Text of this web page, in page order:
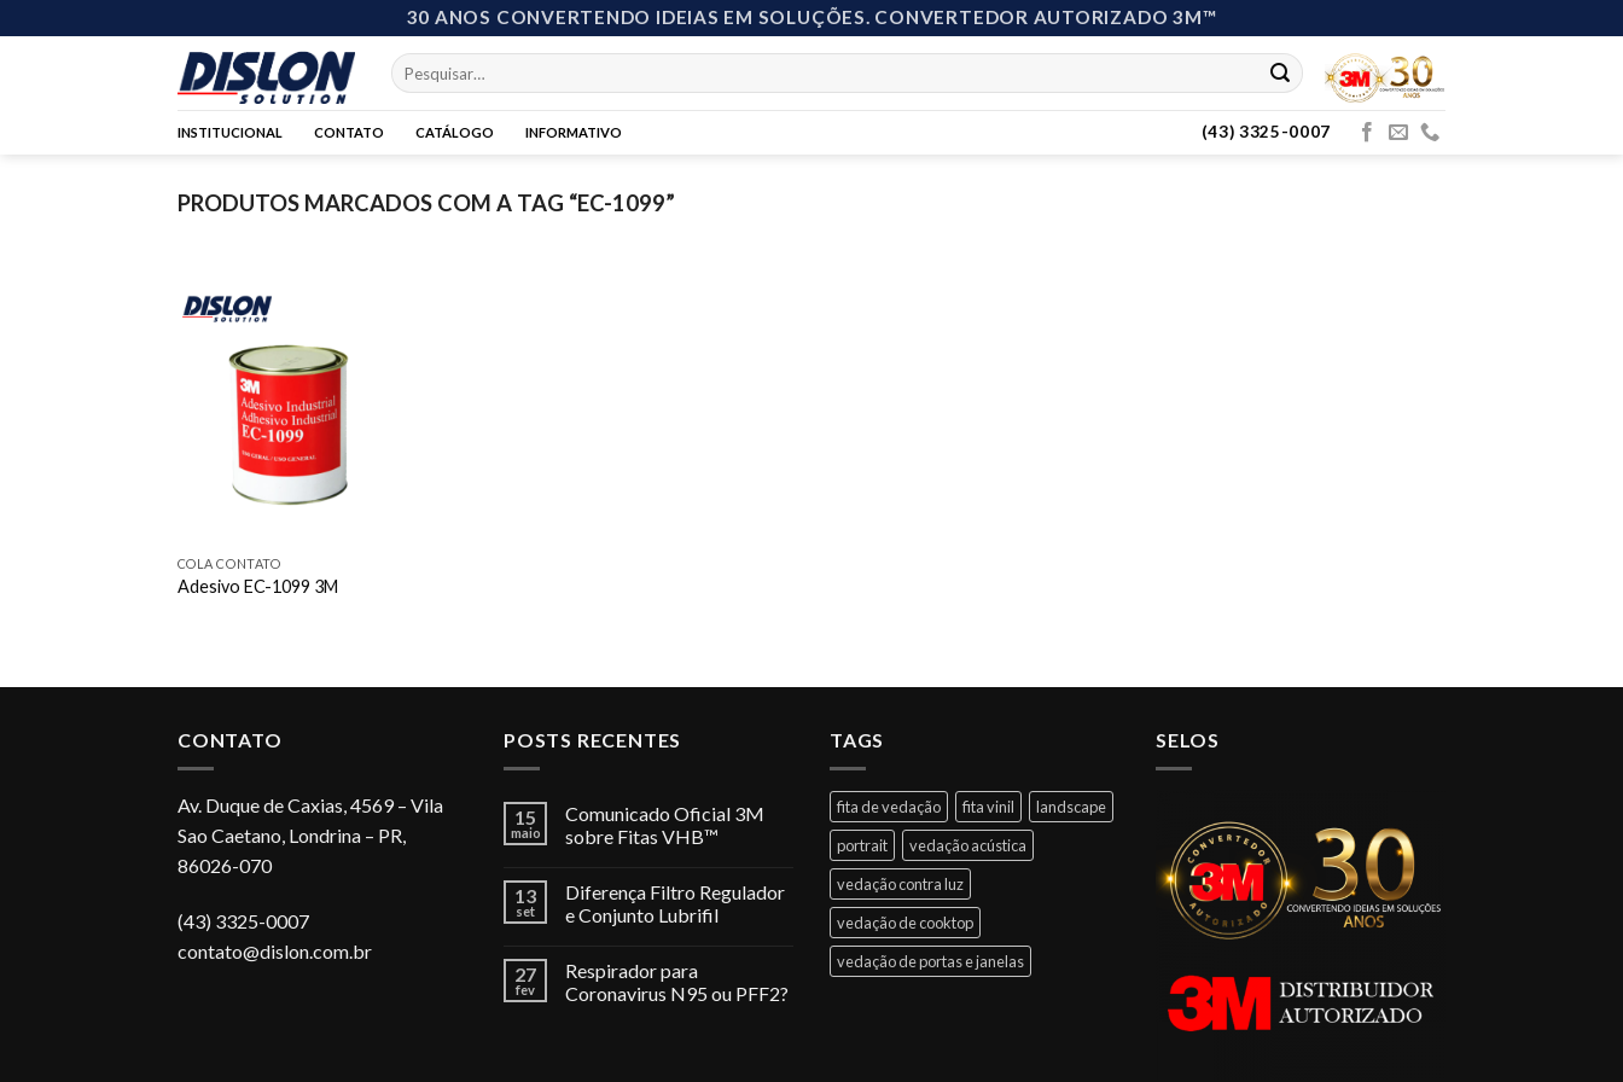
to
30 ANOS CONVERTENDO IDEIAS EM SOLUÇÕES. CONVERTEDOR AUTORIZADO 3M™
Pesquisar
por:
INSTITUCIONAL CONTATO CATÁLOGO INFORMATIVO (43) 3325-0007
PRODUTOS MARCADOS COM A TAG “EC-1099”
COLA CONTATO
Adesivo EC-1099 3M
CONTATO
Av. Duque de Caxias, 4569 – Vila
Sao Caetano, Londrina – PR,
86026-070
(43) 3325-0007
contato@dislon.com.br
POSTS RECENTES
15
maio
Comunicado Oficial 3M
sobre Fitas VHB™
13
set
Diferença Filtro Regulador
e Conjunto Lubrifil
27
fev
Respirador para
Coronavirus N95 ou PFF2?
TAGS
fita de vedação fita vinil
landscape
portrait
vedação acústica
vedação contra luz
vedação de cooktop
vedação de portas e janelas
SELOS